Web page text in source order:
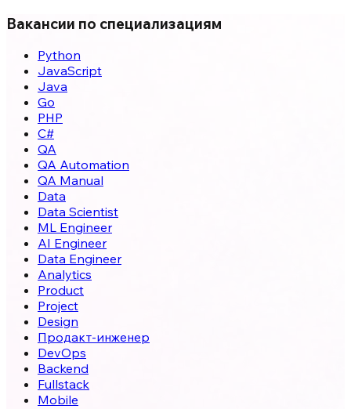
Вакансии по специализациям
Python
JavaScript
Java
Go
PHP
C#
QA
QA Automation
QA Manual
Data
Data Scientist
ML Engineer
AI Engineer
Data Engineer
Analytics
Product
Project
Design
Продакт-инженер
DevOps
Backend
Fullstack
Mobile